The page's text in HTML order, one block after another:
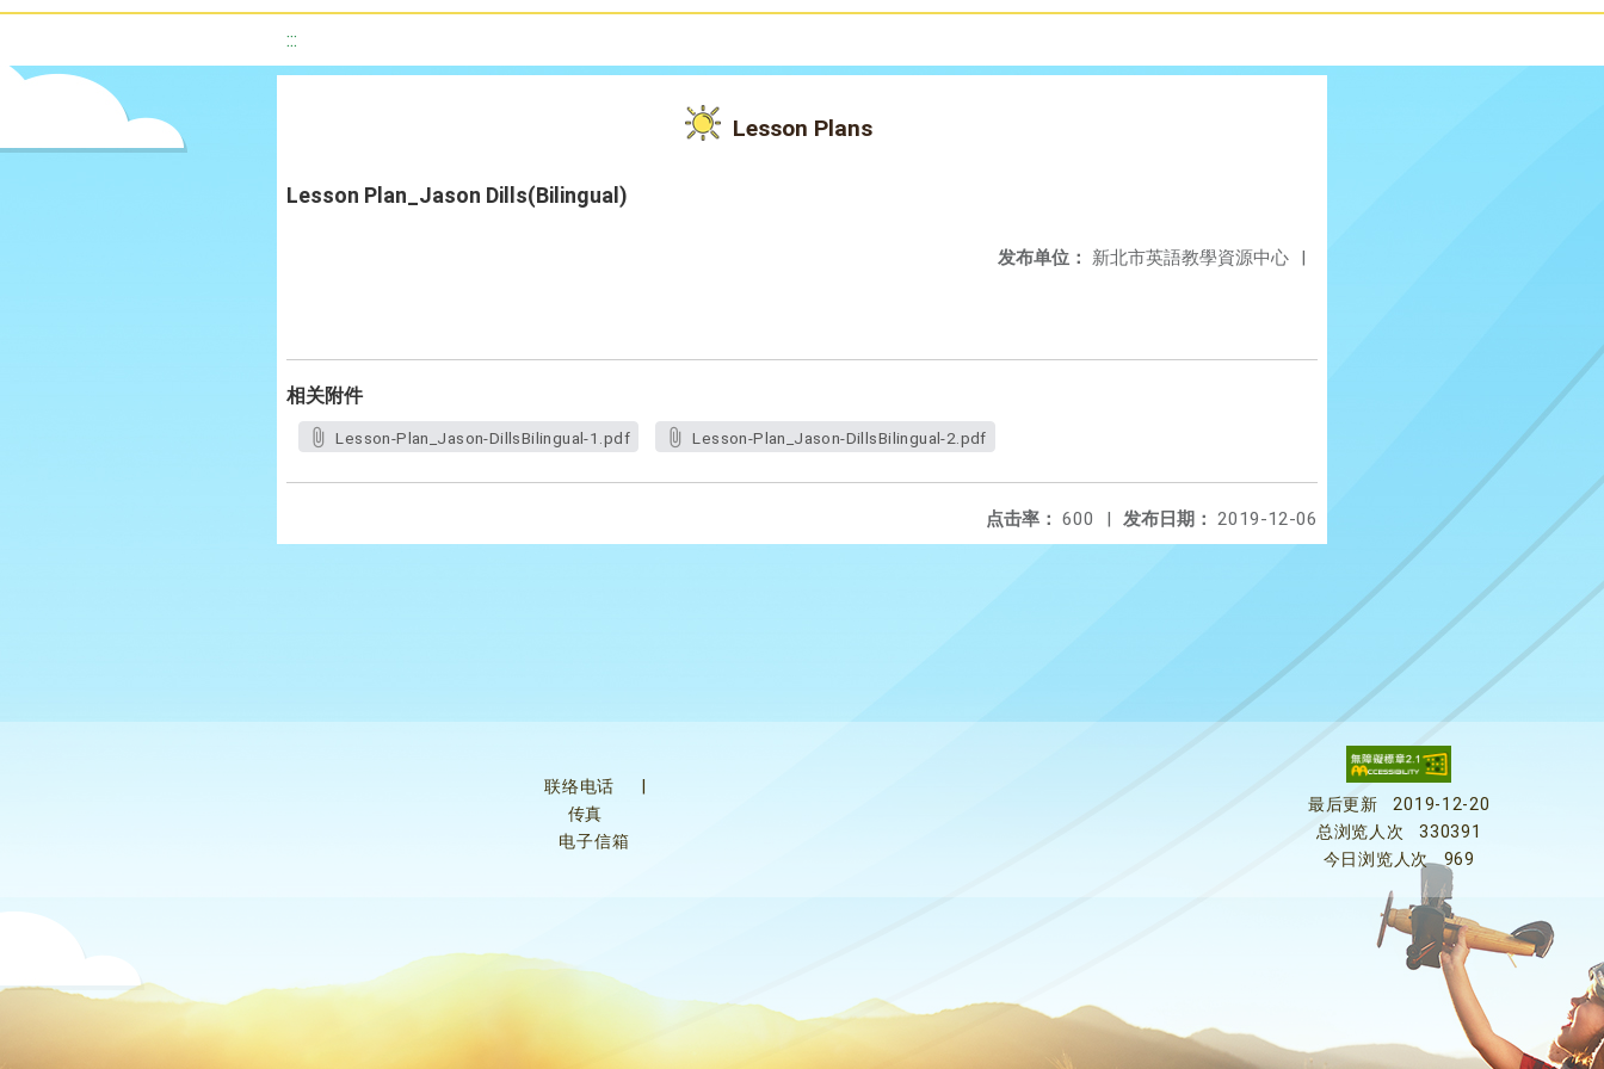
:::
Lesson Plans
Lesson Plan_Jason Dills(Bilingual)
发布单位： 新北市英語教學資源中心 |
相关附件
Lesson-Plan_Jason-DillsBilingual-1.pdf Lesson-Plan_Jason-DillsBilingual-2.pdf
发布日期： 2019-12-06
点击率： 600 |
联络电话
传真
电子信箱
最后更新
2019-12-20
总浏览人次
330391
今日浏览人次
969